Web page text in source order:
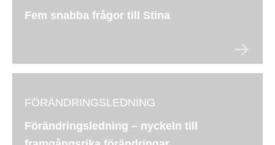
Fem snabba frågor till Stina
FÖRÄNDRINGSLEDNING
Förändringsledning – nyckeln till